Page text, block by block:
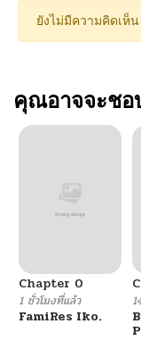
ยังไม่มีความคิดเห็น
คุณอาจจะชอ
Chapter 0
1 ชั่วโมงที่แล้ว
FamiRes Iko.